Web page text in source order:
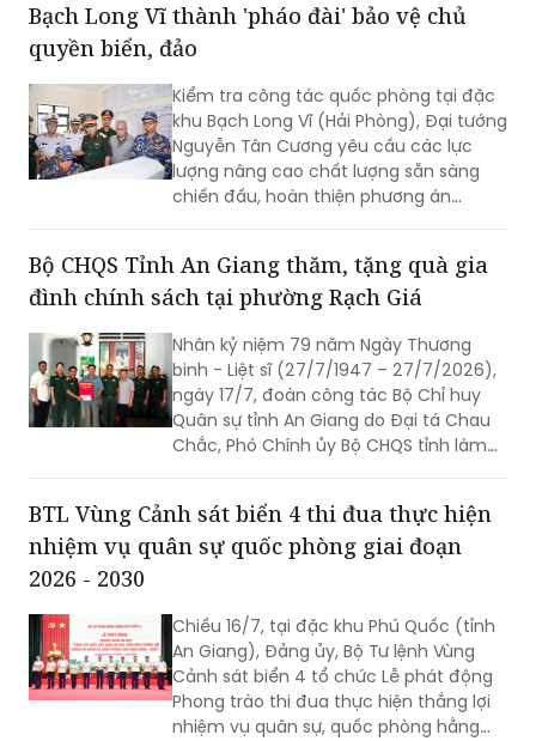
Bạch Long Vĩ thành 'pháo đài' bảo vệ chủ
quyền biển, đảo
Kiểm tra công tác quốc phòng tại đặc
khu Bạch Long Vĩ (Hải Phòng), Đại tướng
Nguyễn Tân Cương yêu cầu các lực
lượng nâng cao chất lượng sẵn sàng
chiến đấu, hoàn thiện phương án
biển với củng cố quốc phòng, an ninh.
Bộ CHQS Tỉnh An Giang thăm, tặng quà gia
đình chính sách tại phường Rạch Giá
Nhân kỷ niệm 79 năm Ngày Thương
binh - Liệt sĩ (27/7/1947 – 27/7/2026),
ngày 17/7, đoàn công tác Bộ Chỉ huy
Quân sự tỉnh An Giang do Đại tá Chau
Chắc, Phó Chính ủy Bộ CHQS tỉnh làm
phòng tặng các gia đình chính sách,
người có công với cách mạng trên địa
BTL Vùng Cảnh sát biển 4 thi đua thực hiện
nhiệm vụ quân sự quốc phòng giai đoạn
2026 - 2030
Chiều 16/7, tại đặc khu Phú Quốc (tỉnh
An Giang), Đảng ủy, Bộ Tư lệnh Vùng
Cảnh sát biển 4 tổ chức Lễ phát động
Phong trào thi đua thực hiện thắng lợi
nhiệm vụ quân sự, quốc phòng hằng